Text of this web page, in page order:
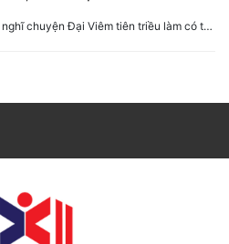
Chương 2295 Ngươi nghĩ chuyện Đại Viêm tiên triều làm có thể giấu được thiên hạ sao?